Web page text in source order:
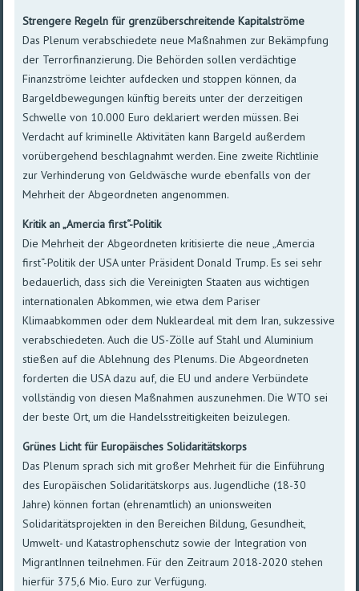
Strengere Regeln für grenzüberschreitende Kapitalströme
Das Plenum verabschiedete neue Maßnahmen zur Bekämpfung
der Terrorfinanzierung. Die Behörden sollen verdächtige
Finanzströme leichter aufdecken und stoppen können, da
Bargeldbewegungen künftig bereits unter der derzeitigen
Schwelle von 10.000 Euro deklariert werden müssen. Bei
Verdacht auf kriminelle Aktivitäten kann Bargeld außerdem
vorübergehend beschlagnahmt werden. Eine zweite Richtlinie
zur Verhinderung von Geldwäsche wurde ebenfalls von der
Mehrheit der Abgeordneten angenommen.
Kritik an „Amercia first“-Politik
Die Mehrheit der Abgeordneten kritisierte die neue „Amercia
first“-Politik der USA unter Präsident Donald Trump. Es sei sehr
bedauerlich, dass sich die Vereinigten Staaten aus wichtigen
internationalen Abkommen, wie etwa dem Pariser
Klimaabkommen oder dem Nukleardeal mit dem Iran, sukzessive
verabschiedeten. Auch die US-Zölle auf Stahl und Aluminium
stießen auf die Ablehnung des Plenums. Die Abgeordneten
forderten die USA dazu auf, die EU und andere Verbündete
vollständig von diesen Maßnahmen auszunehmen. Die WTO sei
der beste Ort, um die Handelsstreitigkeiten beizulegen.
Grünes Licht für Europäisches Solidaritätskorps
Das Plenum sprach sich mit großer Mehrheit für die Einführung
des Europäischen Solidaritätskorps aus. Jugendliche (18-30
Jahre) können fortan (ehrenamtlich) an unionsweiten
Solidaritätsprojekten in den Bereichen Bildung, Gesundheit,
Umwelt- und Katastrophenschutz sowie der Integration von
MigrantInnen teilnehmen. Für den Zeitraum 2018-2020 stehen
hierfür 375,6 Mio. Euro zur Verfügung.